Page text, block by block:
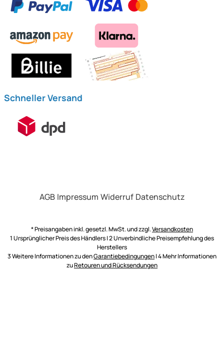
Schneller Versand
AGB Impressum Widerruf Datenschutz
* Preisangaben inkl. gesetzl. MwSt. und zzgl.Versandkosten
1 Ursprünglicher Preis des Händlers | 2 Unverbindliche Preisempfehlung des
Herstellers
3 Weitere Informationen zu denGarantiebedingungen| 4 Mehr Informationen
zuRetouren und Rücksendungen